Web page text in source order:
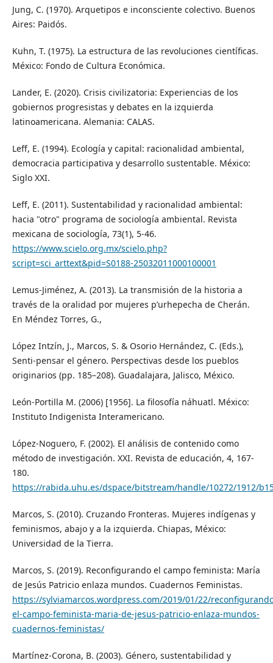
Jung, C. (1970). Arquetipos e inconsciente colectivo. Buenos
Aires: Paidós.
Kuhn, T. (1975). La estructura de las revoluciones científicas.
México: Fondo de Cultura Económica.
Lander, E. (2020). Crisis civilizatoria: Experiencias de los
gobiernos progresistas y debates en la izquierda
latinoamericana. Alemania: CALAS.
Leff, E. (1994). Ecología y capital: racionalidad ambiental,
democracia participativa y desarrollo sustentable. México:
Siglo XXI.
Leff, E. (2011). Sustentabilidad y racionalidad ambiental:
hacia "otro" programa de sociología ambiental. Revista
mexicana de sociología, 73(1), 5-46.
https://www.scielo.org.mx/scielo.php?
script=sci_arttext&pid=S0188-25032011000100001
Lemus-Jiménez, A. (2013). La transmisión de la historia a
través de la oralidad por mujeres p’urhepecha de Cherán.
En Méndez Torres, G.,
López Intzín, J., Marcos, S. & Osorio Hernández, C. (Eds.),
Senti-pensar el género. Perspectivas desde los pueblos
originarios (pp. 185–208). Guadalajara, Jalisco, México.
León-Portilla M. (2006) [1956]. La filosofía náhuatl. México:
Instituto Indigenista Interamericano.
López-Noguero, F. (2002). El análisis de contenido como
método de investigación. XXI. Revista de educación, 4, 167-
180.
https://rabida.uhu.es/dspace/bitstream/handle/10272/1912/
Marcos, S. (2010). Cruzando Fronteras. Mujeres indígenas y
feminismos, abajo y a la izquierda. Chiapas, México:
Universidad de la Tierra.
Marcos, S. (2019). Reconfigurando el campo feminista: María
de Jesús Patricio enlaza mundos. Cuadernos Feministas.
https://sylviamarcos.wordpress.com/2019/01/22/
el-campo-feminista-maria-de-jesus-patricio-enlaza-mundos-
cuadernos-feministas/
Martínez-Corona, B. (2003). Género, sustentabilidad y